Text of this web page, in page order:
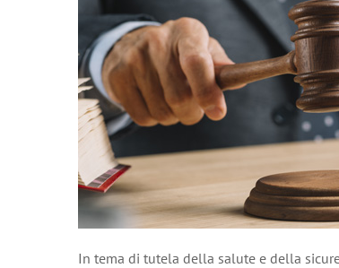
In tema di tutela della salute e della